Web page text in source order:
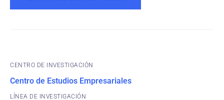
CENTRO DE INVESTIGACIÓN
Centro de Estudios Empresariales